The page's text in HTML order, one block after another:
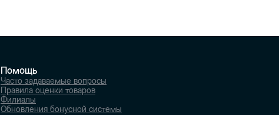
Помощь
Часто задаваемые вопросы
Правила оценки товаров
Филиалы
Обновления бонусной системы